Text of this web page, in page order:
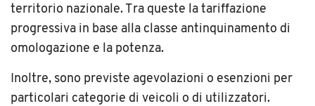
territorio nazionale. Tra queste la tariffazione
progressiva in base alla classe antinquinamento di
omologazione e la potenza.
Inoltre, sono previste agevolazioni o esenzioni per
particolari categorie di veicoli o di utilizzatori.